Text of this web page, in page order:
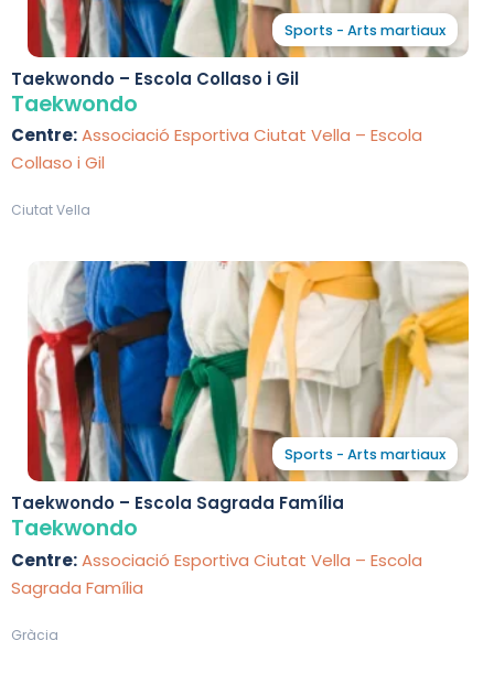
Sports - Arts martiaux
Taekwondo – Escola Collaso i Gil
Taekwondo
Centre:Associació Esportiva Ciutat Vella – Escola
Collaso i Gil
Ciutat Vella
Sports - Arts martiaux
Taekwondo – Escola Sagrada Família
Taekwondo
Centre:Associació Esportiva Ciutat Vella – Escola
Sagrada Família
Gràcia